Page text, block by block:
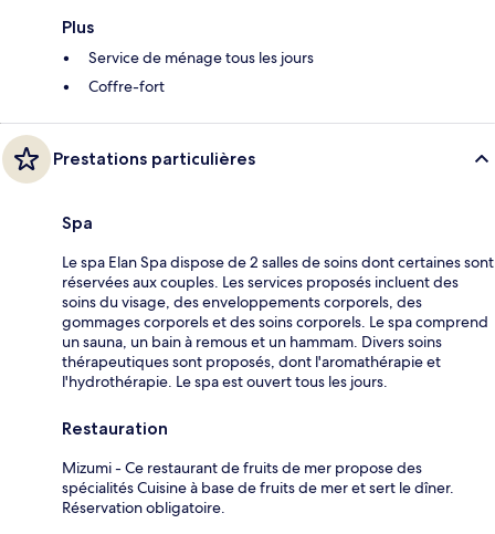
Plus
Service de ménage tous les jours
Coffre-fort
Prestations particulières
Spa
Le spa Elan Spa dispose de 2 salles de soins dont certaines sont
réservées aux couples. Les services proposés incluent des
soins du visage, des enveloppements corporels, des
gommages corporels et des soins corporels. Le spa comprend
un sauna, un bain à remous et un hammam. Divers soins
thérapeutiques sont proposés, dont l'aromathérapie et
l'hydrothérapie. Le spa est ouvert tous les jours.
Restauration
Mizumi - Ce restaurant de fruits de mer propose des
spécialités Cuisine à base de fruits de mer et sert le dîner.
Réservation obligatoire.